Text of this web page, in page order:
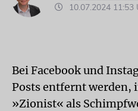
10.07.2024 11:53
Bei Facebook und
Posts entfernt werden,
»Zionist« als